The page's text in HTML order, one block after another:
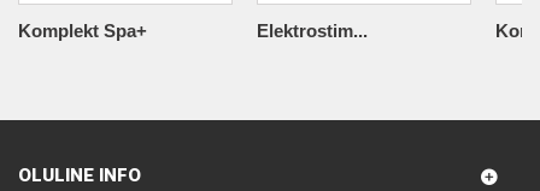
Komplekt Spa+ Elektrostim...
OLULINE INFO